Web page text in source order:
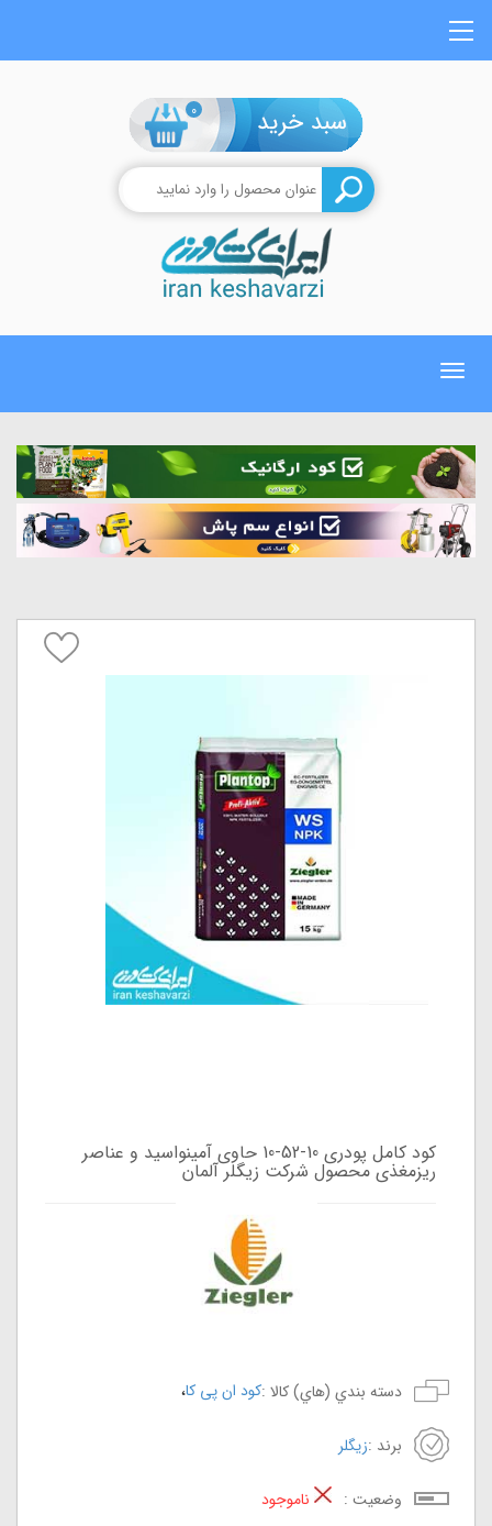
0
Toggle
کود کامل پودری 10-52-10 حاوی آمینواسید و عناصر
ریزمغذی محصول شرکت زیگلر آلمان
دسته بندي (هاي) کالا :کود ان پی کا،
برند :زیگلر
وضعيت : ناموجود